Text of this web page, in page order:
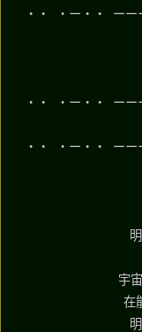
・・ ・ー・・ ー
・・ ・ー・・ ー
・・ ・ー・・ ー
宇
在